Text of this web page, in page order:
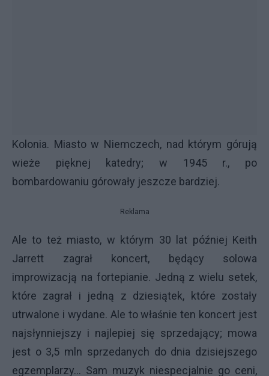
Kolonia. Miasto w Niemczech, nad którym górują
wieże pięknej katedry; w 1945 r., po
bombardowaniu górowały jeszcze bardziej.
Reklama
Ale to też miasto, w którym 30 lat później Keith
Jarrett zagrał koncert, będący solowa
improwizacją na fortepianie. Jedną z wielu setek,
które zagrał i jedną z dziesiątek, które zostały
utrwalone i wydane. Ale to właśnie ten koncert jest
najsłynniejszy i najlepiej się sprzedający; mowa
jest o 3,5 mln sprzedanych do dnia dzisiejszego
egzemplarzy... Sam muzyk niespecjalnie go ceni,